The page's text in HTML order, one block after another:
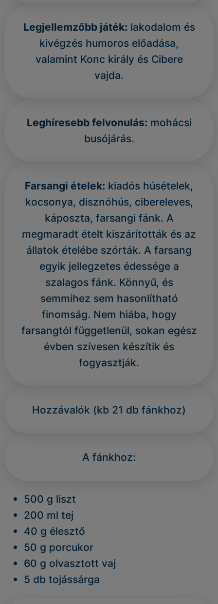
Legjellemzőbb játék: lakodalom és
kivégzés humoros előadása,
valamint Konc király és Cibere
vajda.
Leghíresebb felvonulás: mohácsi
busójárás.
Farsangi ételek: kiadós húsételek,
kocsonya, disznóhús, cibereleves,
káposzta, farsangi fánk. A
megmaradt ételt kiszárították és az
állatok ételébe szórták. A farsang
egyik jellegzetes édessége a
szalagos fánk. Könnyű, és
semmihez sem hasonlítható
finomság. Nem hiába, hogy
farsangtól függetlenül, sokan egész
évben szívesen készítik és
fogyasztják.
Hozzávalók (kb 21 db fánkhoz)
A fánkhoz:
500 g liszt
200 ml tej
40 g élesztő
50 g porcukor
60 g olvasztott vaj
5 db tojássárga